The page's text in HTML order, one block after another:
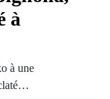
à
à une